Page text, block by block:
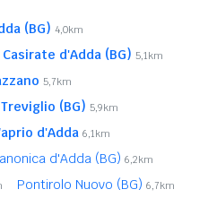
(BG) 4,0km
Casirate d'Adda (BG) 5,1km
5,7km
Treviglio (BG) 5,9km
d'Adda 6,1km
d'Adda (BG) 6,2km
Pontirolo Nuovo (BG) 6,7km